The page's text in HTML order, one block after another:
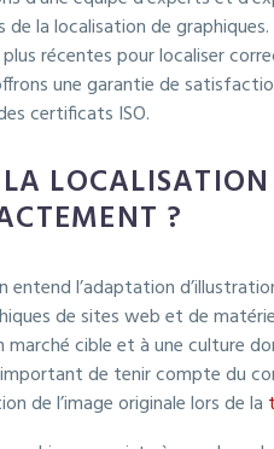
la localisation de graphiques.
récentes pour localiser
une garantie de
certificats ISO.
LOCALISATION
?
entend l’adaptation
de sites web et de
cible et à une culture
de tenir compte du
de l’image originale lors de la